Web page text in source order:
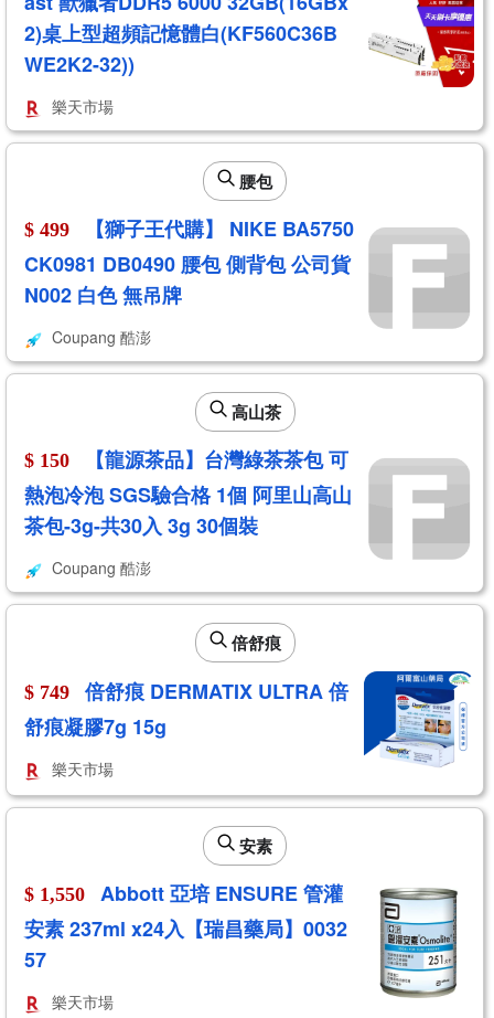
2)桌上型超頻記憶體白(KF560C36B
WE2K2-32))
樂天市場
腰包
$ 499
【獅子王代購】 NIKE BA5750
CK0981 DB0490 腰包 側背包 公司貨
N002 白色 無吊牌
Coupang 酷澎
高山茶
$ 150
【龍源茶品】台灣綠茶茶包 可
熱泡冷泡 SGS驗合格 1個 阿里山高山
茶包-3g-共30入 3g 30個裝
Coupang 酷澎
倍舒痕
$ 749
倍舒痕 DERMATIX ULTRA 倍
舒痕凝膠7g 15g
樂天市場
安素
$ 1,550
Abbott 亞培 ENSURE 管灌
安素 237ml x24入【瑞昌藥局】0032
57
樂天市場